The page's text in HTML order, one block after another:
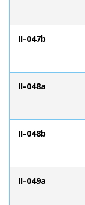
II-047b
II-048a
II-048b
II-049a